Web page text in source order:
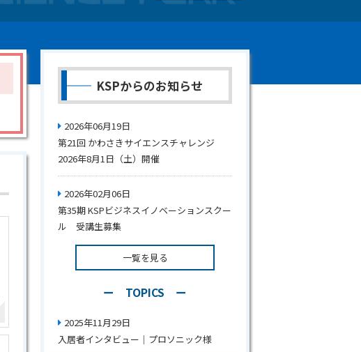
KSPからのお知らせ
2026年06月19日
第21回 かわさきサイエンスチャレンジ
2026年8月1日（土）開催
2026年02月06日
第35期 KSPビジネスイノベーションスクー
ル 受講生募集
一覧を見る
ー TOPICS ー
2025年11月29日
入居者インタビュー｜プロソニック様